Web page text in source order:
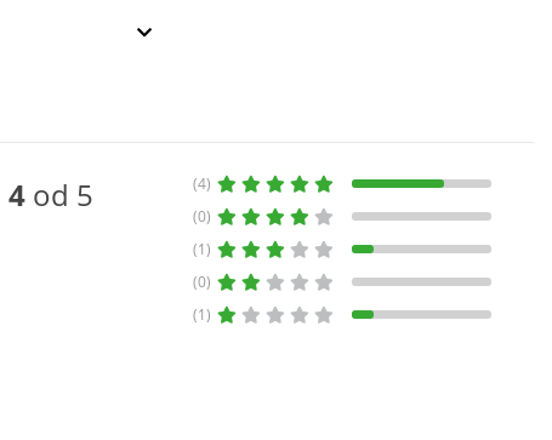
4 od 5
(4)
(0)
(1)
(0)
(1)